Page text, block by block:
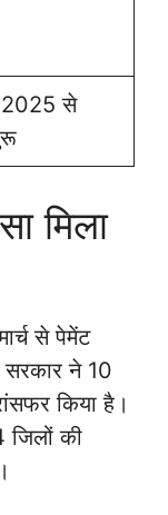
2025 से
मिला
से पेमेंट
ने 10
किया है।
जिलों की